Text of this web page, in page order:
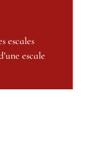
escales
escale